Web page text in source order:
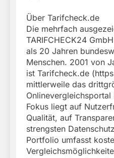
Über Tarifcheck.de
Die mehrfach
TARIFCHECK24
als 20 Jahren
Menschen. 2001 von
ist Tarifcheck.de
mittlerweile das
Fokus liegt auf
Qualität, auf
strengsten
Portfolio umfasst